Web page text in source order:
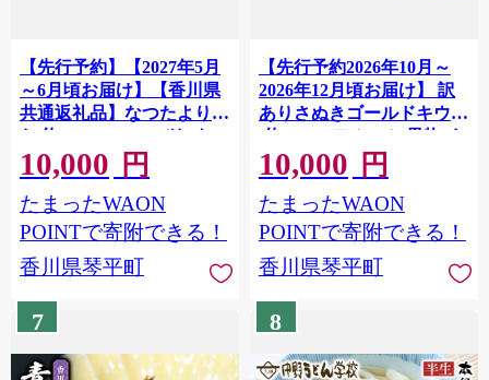
【先行予約】【2027年5月
～6月頃お届け】【香川県
共通返礼品】なつたよりび
わ 約500g 250g×2 びわ な
つたより 大玉 柔らかい 香
川県共通返礼品 食品 名産
四国 香川 F5J-1031
10,000 円
たまったWAON
POINTで寄附できる！
香川県琴平町
【先行予約2026年10月～
2026年12月頃お届け】 訳
ありさぬきゴールドキウイ
(約1.5kg) フルーツ 果物 く
だもの ゴールド キウイ キ
ウイフルーツ さぬき ゴー
ルドキウイ デザート 食品
名産 四国 1万円 F5J-1064
10,000 円
たまったWAON
POINTで寄附できる！
香川県琴平町
7 8